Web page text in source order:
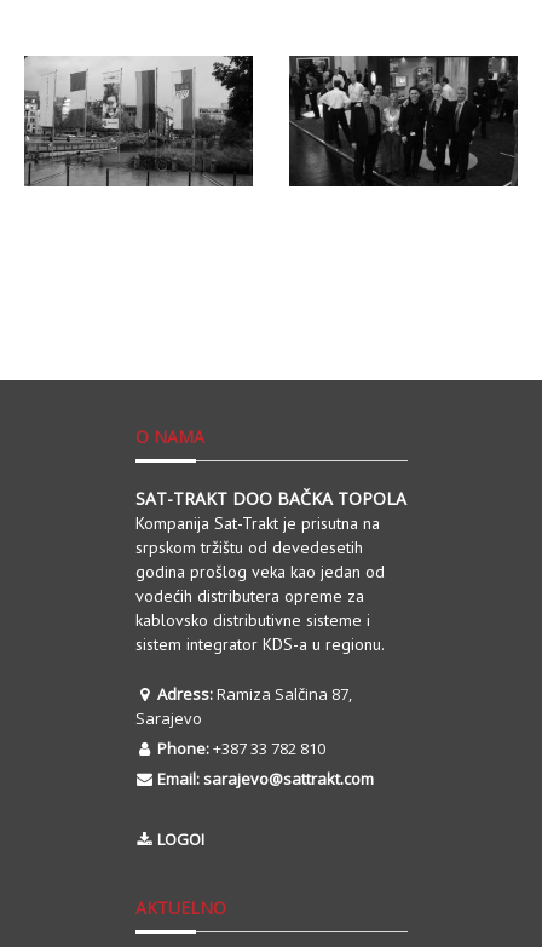
O NAMA
SAT-TRAKT DOO BAČKA TOPOLA
Kompanija Sat-Trakt je prisutna na
srpskom tržištu od devedesetih
godina prošlog veka kao jedan od
vodećih distributera opreme za
kablovsko distributivne sisteme i
sistem integrator KDS-a u regionu.
Adress:Ramiza Salčina 87,
Sarajevo
Phone:+387 33 782 810
Email:sarajevo@sattrakt.com
LOGOI
AKTUELNO